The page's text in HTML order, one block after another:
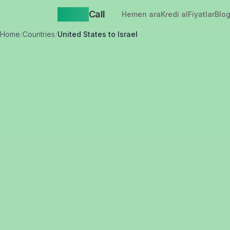
Call Hemen araKredi alFiyatlarBlog
Home/Countries/United States to Israel